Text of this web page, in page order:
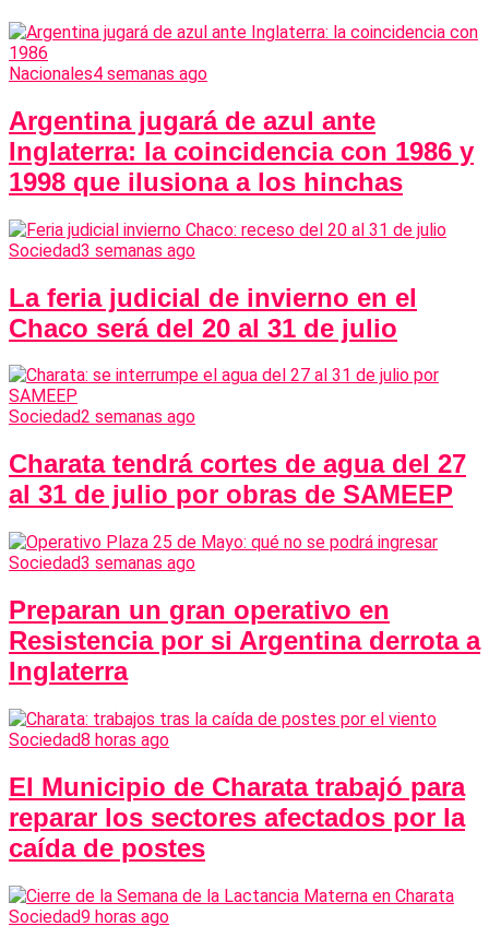
Nacionales4 semanas ago
Argentina jugará de azul ante
Inglaterra: la coincidencia con 1986 y
1998 que ilusiona a los hinchas
Sociedad3 semanas ago
La feria judicial de invierno en el
Chaco será del 20 al 31 de julio
Sociedad2 semanas ago
Charata tendrá cortes de agua del 27
al 31 de julio por obras de SAMEEP
Sociedad3 semanas ago
Preparan un gran operativo en
Resistencia por si Argentina derrota a
Inglaterra
Sociedad8 horas ago
El Municipio de Charata trabajó para
reparar los sectores afectados por la
caída de postes
Sociedad9 horas ago